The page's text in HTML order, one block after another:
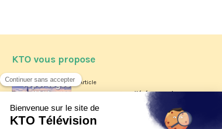
KTO vous propose
Article
Les reportages d'été 2026 de KTO